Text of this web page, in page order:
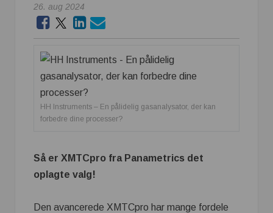
26. aug 2024
HH Instruments – En pålidelig gasanalysator, der kan
forbedre dine processer?
Så er XMTCpro fra Panametrics det
oplagte valg!
Den avancerede XMTCpro har mange fordele